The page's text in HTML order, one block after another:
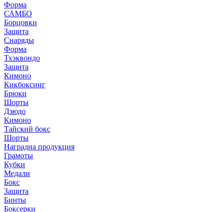
Форма
САМБО
Борцовки
Защита
Снаряды
Форма
Тхэквондо
Защита
Кимоно
Кикбоксинг
Брюки
Шорты
Дзюдо
Кимоно
Тайский бокс
Шорты
Наградна продукция
Грамоты
Кубки
Медали
Бокс
Защита
Бинты
Боксерки